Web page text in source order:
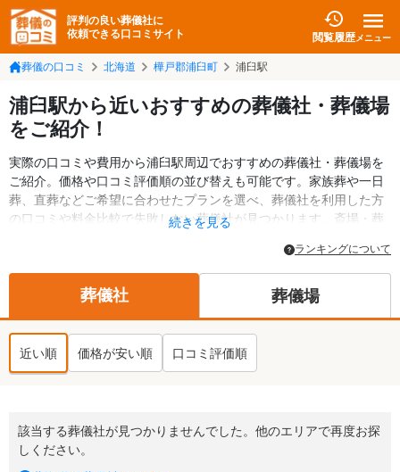
評判の良い葬儀社に
依頼できる口コミサイト
閲覧履歴メニュー
葬儀の口コミ 北海道 樺戸郡浦臼町 浦臼駅
浦臼駅から近いおすすめの葬儀社・葬儀場
をご紹介！
実際の口コミや費用から浦臼駅周辺でおすすめの葬儀社・葬儀場を
ご紹介。価格や口コミ評価順の並び替えも可能です。家族葬や一日
葬、直葬などご希望に合わせたプランを選べ、葬儀社を利用した方
の口コミや料金比較で失敗しない葬儀社が見つかります。斎場・葬
の情報も掲載しています。24時間の相談受付で深夜・早朝でも対応
可能です。
続きを見る
ランキングについて
葬儀社 葬儀場
近い順 価格が安い順 口コミ評価順
該当する葬儀社が見つかりませんでした。他のエリアで再度お探
しください。